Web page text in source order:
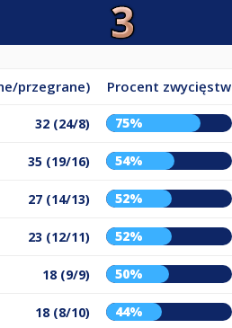
przegrane) Procent zwycięstw
32 (24/8) 75%
35 (19/16) 54%
27 (14/13) 52%
23 (12/11) 52%
18 (9/9) 50%
18 (8/10) 44%